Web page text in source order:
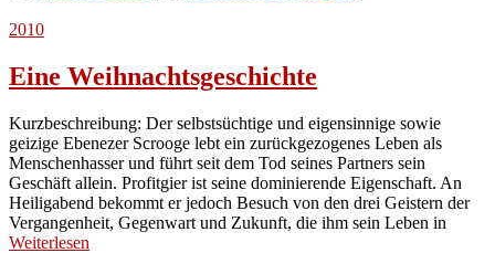
2010
Eine Weihnachtsgeschichte
Kurzbeschreibung: Der selbstsüchtige und eigensinnige sowie
geizige Ebenezer Scrooge lebt ein zurückgezogenes Leben als
Menschenhasser und führt seit dem Tod seines Partners sein
Geschäft allein. Profitgier ist seine dominierende Eigenschaft. An
Heiligabend bekommt er jedoch Besuch von den drei Geistern der
Vergangenheit, Gegenwart und Zukunft, die ihm sein Leben in
Weiterlesen